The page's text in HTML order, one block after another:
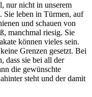
nur nicht in unserem
Sie leben in Türmen, auf
und schauen von
manchmal riesig. Sie
können vieles sein.
Grenzen gesetzt. Bei
dass sie bei all der
die gewünschte
steht und der damit